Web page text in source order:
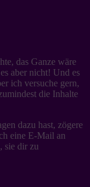
das Ganze wäre
aber nicht! Und es
ich versuche gern,
die Inhalte
dazu hast, zögere
eine E-Mail an
sie dir zu